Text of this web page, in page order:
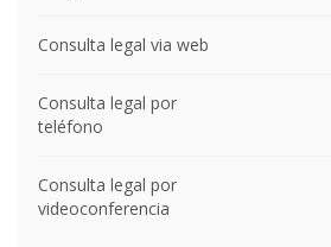
Consulta legal via web
Consulta legal por
teléfono
Consulta legal por
videoconferencia